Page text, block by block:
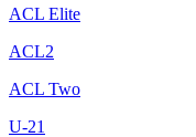
ACL Elite
ACL2
ACL Two
U-21